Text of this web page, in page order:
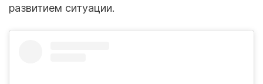
развитием ситуации.